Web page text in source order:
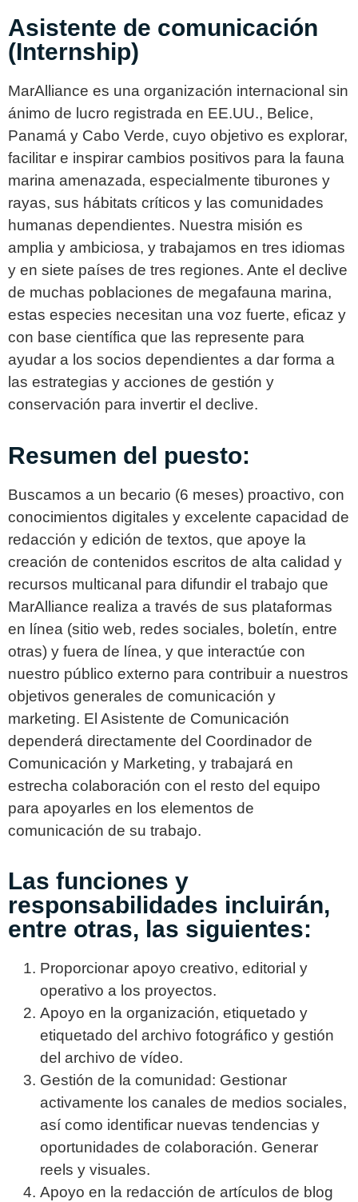
Asistente de comunicación
(Internship)
MarAlliance es una organización internacional sin
ánimo de lucro registrada en EE.UU., Belice,
Panamá y Cabo Verde, cuyo objetivo es explorar,
facilitar e inspirar cambios positivos para la fauna
marina amenazada, especialmente tiburones y
rayas, sus hábitats críticos y las comunidades
humanas dependientes. Nuestra misión es
amplia y ambiciosa, y trabajamos en tres idiomas
y en siete países de tres regiones. Ante el declive
de muchas poblaciones de megafauna marina,
estas especies necesitan una voz fuerte, eficaz y
con base científica que las represente para
ayudar a los socios dependientes a dar forma a
las estrategias y acciones de gestión y
conservación para invertir el declive.
Resumen del puesto:
Buscamos a un becario (6 meses) proactivo, con
conocimientos digitales y excelente capacidad de
redacción y edición de textos, que apoye la
creación de contenidos escritos de alta calidad y
recursos multicanal para difundir el trabajo que
MarAlliance realiza a través de sus plataformas
en línea (sitio web, redes sociales, boletín, entre
otras) y fuera de línea, y que interactúe con
nuestro público externo para contribuir a nuestros
objetivos generales de comunicación y
marketing. El Asistente de Comunicación
dependerá directamente del Coordinador de
Comunicación y Marketing, y trabajará en
estrecha colaboración con el resto del equipo
para apoyarles en los elementos de
comunicación de su trabajo.
Las funciones y
responsabilidades incluirán,
entre otras, las siguientes:
Proporcionar apoyo creativo, editorial y
operativo a los proyectos.
Apoyo en la organización, etiquetado y
etiquetado del archivo fotográfico y gestión
del archivo de vídeo.
Gestión de la comunidad: Gestionar
activamente los canales de medios sociales,
así como identificar nuevas tendencias y
oportunidades de colaboración. Generar
reels y visuales.
Apoyo en la redacción de artículos de blog